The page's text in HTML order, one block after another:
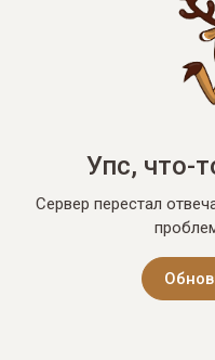
Упс, что-
Сервер перестал